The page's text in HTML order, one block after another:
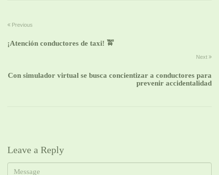
Previous
¡Atención conductores de taxi! 🚖
Next
Con simulador virtual se busca concientizar a conductores para
prevenir accidentalidad
Leave a Reply